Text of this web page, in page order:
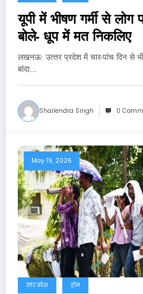
यूपी में भीषण गर्मी से लोग
बोले- धूप में मत निकलिए
लखनऊ: उत्‍तर प्रदेश में चार-पांच दिन से
बांदा…
Shailendra Singh 0
May 19, 2026
उत्तर प्रदेश होम